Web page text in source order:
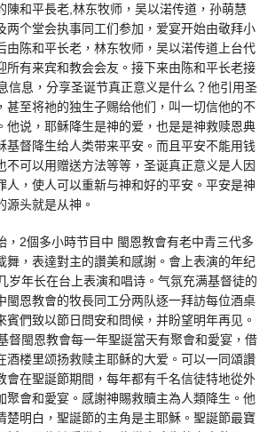
陳和平長老,林东牧师，吴以渃传道，孙萌慧
两个堂会执事同工们参加，爱宴开始由敬拜小
由陈和平长老，林东牧师，吴以渃传道上台代
所有来宾和教会会友。接下来由陈和平长老接
信息，分享圣诞节真正意义是什么？他引用圣
甚至将祂的独生子赐给他们，叫一切信他的不
他说，耶稣降生是神的爱，也是是神救赎恩典
基督降生给人类带来平安。而且平安不能用钱
不可以用赠送方法等等，圣诞真正意义是人因
人，使人可以重新与神和好的平安。平安是神
源头就是从神。
，2個多小時节目中 閩恩教會有老中青三代多
舞，表達對主的讚美和感謝。會上表演的年纪
岁年长在台上表演和唱诗。气氛充满基督徒的
閩恩教會的牧長同工分两队逐一拜訪每位酒桌
賓們致以節日問安和問候，并盼望明年再见。
閩恩教會每一年聖誕當天有聚會和愛宴，借
酒楼里颂扬救赎主耶稣的大爱。可以一同頌讚
會在聖誕節期間，每年都有千名信徒特地從外
聚會和愛宴。感謝神賜救贖主為人類降生。他
楚明白，聖誕節的主角是主耶穌。聖誕節最寶